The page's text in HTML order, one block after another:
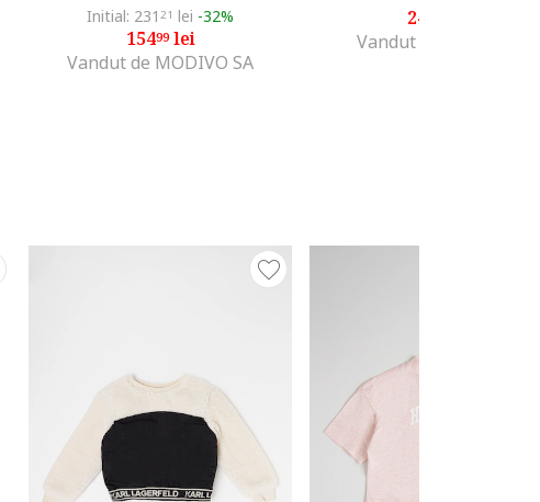
Initial: 231 21 lei -32%
15499lei
Vandut de MODIVO SA
241
Vandut de Top Sport